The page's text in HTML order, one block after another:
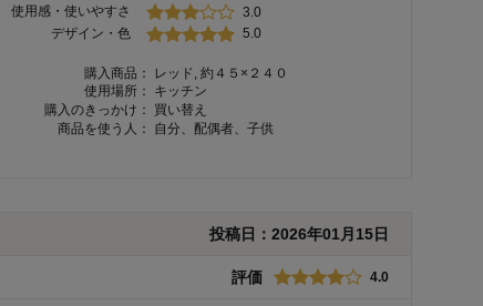
使用感・使いやすさ
3.0
デザイン・色
5.0
購入商品：
レッド, 約４５×２４０
使用場所：
キッチン
購入のきっかけ：
買い替え
商品を使う人：
自分、配偶者、子供
投稿日： 2026年01月15日
評価 4.0